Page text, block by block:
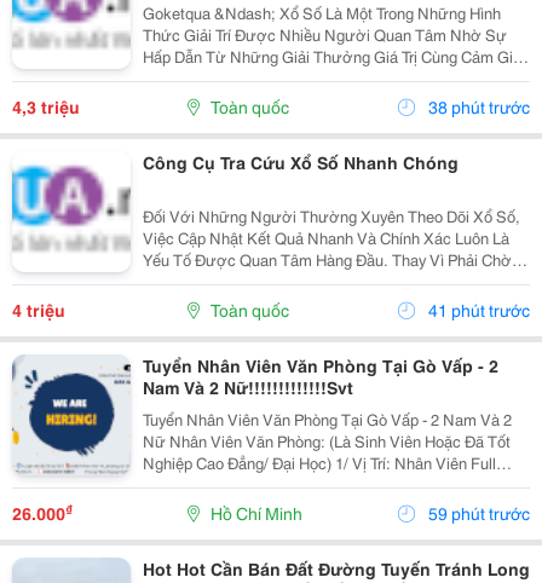
Goketqua &Ndash; Xổ Số Là Một Trong Những Hình
Thức Giải Trí Được Nhiều Người Quan Tâm Nhờ Sự
Hấp Dẫn Từ Những Giải Thưởng Giá Trị Cùng Cảm Giác
Hồi Hộp Khi Chờ Đợi Kết Quả Quay Thưởng. Tuy Nhiên,
Việc Cập Nhật Thông Tin Nhanh Chóng Và Chính Xác...
4,3 triệu Toàn quốc 38 phút trước
Công Cụ Tra Cứu Xổ Số Nhanh Chóng
Đối Với Những Người Thường Xuyên Theo Dõi Xổ Số,
Việc Cập Nhật Kết Quả Nhanh Và Chính Xác Luôn Là
Yếu Tố Được Quan Tâm Hàng Đầu. Thay Vì Phải Chờ
Đợi Thông Tin Từ Nhiều Nguồn Khác Nhau, Người
Dùng Hiện Nay Có Thể Dễ Dàng Tra Cứu Ketqua Trên
Các Nền...
4 triệu Toàn quốc 41 phút trước
Tuyển Nhân Viên Văn Phòng Tại Gò Vấp - 2
Nam Và 2 Nữ!!!!!!!!!!!!!Svt
Tuyển Nhân Viên Văn Phòng Tại Gò Vấp - 2 Nam Và 2
Nữ Nhân Viên Văn Phòng: (Là Sinh Viên Hoặc Đã Tốt
Nghiệp Cao Đẳng/ Đại Học) 1/ Vị Trí: Nhân Viên Full
Time (2 Nam 2 Nữ) Ca Làm: 13:00 Đến 21:00 (1 Tháng
Được Nghỉ Phép 1 Ngày, Và Hưởng Các Ngày...
26.000₫ Hồ Chí Minh 59 phút trước
Hot Hot Cần Bán Đất Đường Tuyến Tránh Long